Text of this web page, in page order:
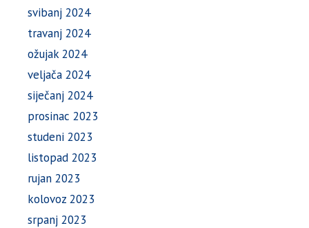
svibanj 2024
travanj 2024
ožujak 2024
veljača 2024
siječanj 2024
prosinac 2023
studeni 2023
listopad 2023
rujan 2023
kolovoz 2023
srpanj 2023